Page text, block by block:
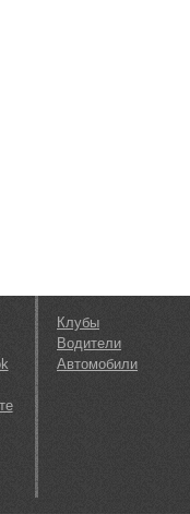
Клубы
Водители
Автомобили